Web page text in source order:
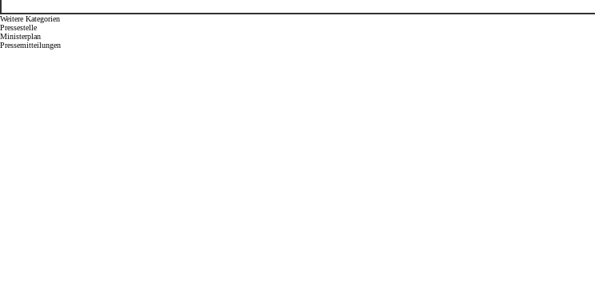
Weitere Kategorien
Pressestelle
Ministerplan
Pressemitteilungen